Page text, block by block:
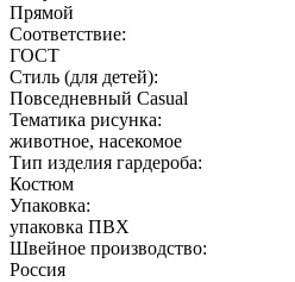
Прямой
Соответствие:
ГОСТ
Стиль (для детей):
Повседневный Casual
Тематика рисунка:
животное, насекомое
Тип изделия гардероба:
Костюм
Упаковка:
упаковка ПВХ
Швейное производство:
Россия